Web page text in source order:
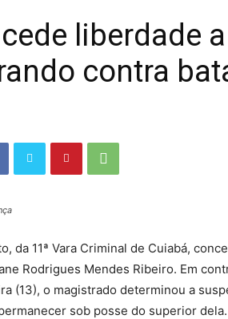
liberdade
contra
da 11ª Vara Criminal de Cuiabá,
Rodrigues Mendes Ribeiro. Em
(13), o magistrado determinou a
sob posse do superior dela.